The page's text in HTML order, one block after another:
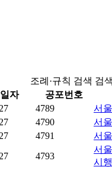
조례·규칙 검색 검
자
공포번호
4789
서
4790
서
4791
서
4793
서
시